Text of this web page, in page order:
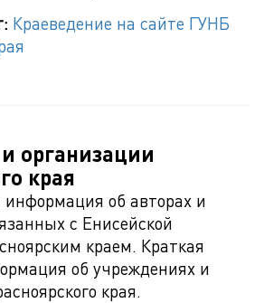
Краеведение на сайте ГУНБ
организации
края
информация об авторах и
с Енисейской
краем. Краткая
об учреждениях и
края.